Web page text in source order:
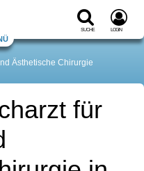
Suche Login
Ästhetische Chirurgie
für